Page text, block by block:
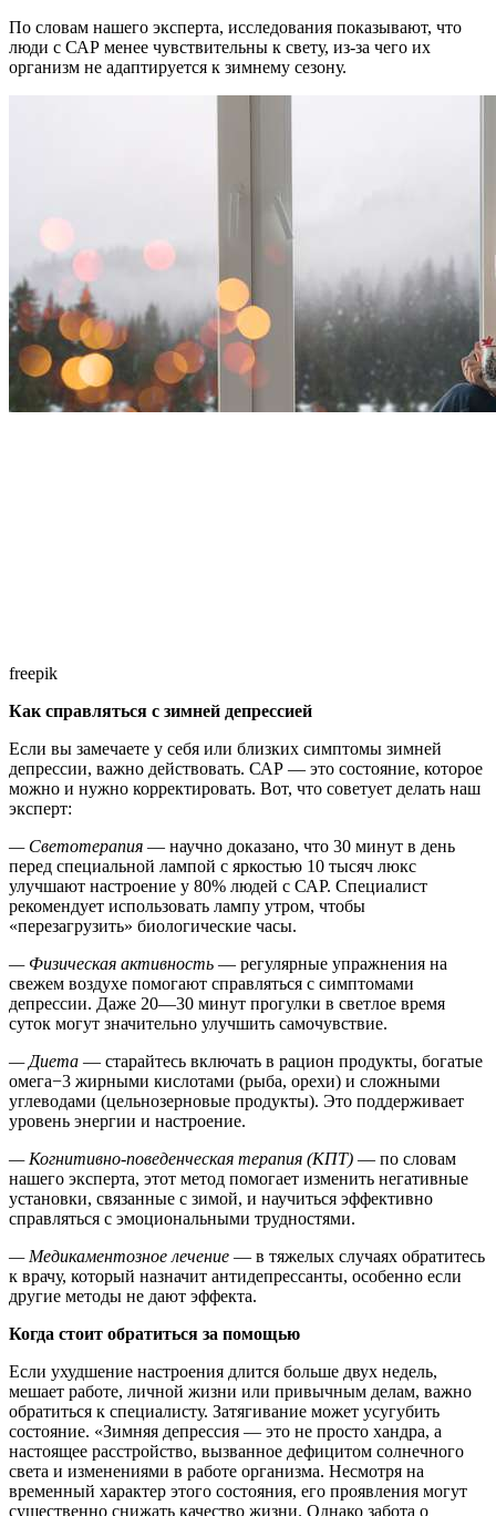
По словам нашего эксперта, исследования показывают, что
люди с САР менее чувствительны к свету, из-за чего их
организм не адаптируется к зимнему сезону.
freepik
Как справляться с зимней депрессией
Если вы замечаете у себя или близких симптомы зимней
депрессии, важно действовать. САР — это состояние, которое
можно и нужно корректировать. Вот, что советует делать наш
эксперт:
— Светотерапия — научно доказано, что 30 минут в день
перед специальной лампой с яркостью 10 тысяч люкс
улучшают настроение у 80% людей с САР. Специалист
рекомендует использовать лампу утром, чтобы
«перезагрузить» биологические часы.
— Физическая активность — регулярные упражнения на
свежем воздухе помогают справляться с симптомами
депрессии. Даже 20—30 минут прогулки в светлое время
суток могут значительно улучшить самочувствие.
— Диета — старайтесь включать в рацион продукты, богатые
омега−3 жирными кислотами (рыба, орехи) и сложными
углеводами (цельнозерновые продукты). Это поддерживает
уровень энергии и настроение.
— Когнитивно-поведенческая терапия (КПТ) — по словам
нашего эксперта, этот метод помогает изменить негативные
установки, связанные с зимой, и научиться эффективно
справляться с эмоциональными трудностями.
— Медикаментозное лечение — в тяжелых случаях обратитесь
к врачу, который назначит антидепрессанты, особенно если
другие методы не дают эффекта.
Когда стоит обратиться за помощью
Если ухудшение настроения длится больше двух недель,
мешает работе, личной жизни или привычным делам, важно
обратиться к специалисту. Затягивание может усугубить
состояние. «Зимняя депрессия — это не просто хандра, а
настоящее расстройство, вызванное дефицитом солнечного
света и изменениями в работе организма. Несмотря на
временный характер этого состояния, его проявления могут
существенно снижать качество жизни. Однако забота о